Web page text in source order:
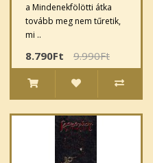
a Mindenekfölötti átka
tovább meg nem tűretik,
mi ..
8.790Ft 9.990Ft